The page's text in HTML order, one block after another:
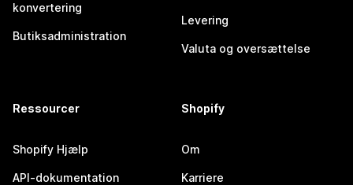
konvertering
Butiksadministration
Levering
Valuta og oversættelse
Ressourcer
Shopify Hjælp
API-dokumentation
Shopify
Om
Karriere